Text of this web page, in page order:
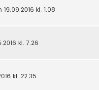
19.09.2016 kl. 1.08
kl. 7.26
kl. 22.35